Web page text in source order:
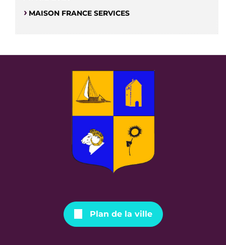
MAISON FRANCE SERVICES
Plan de la ville